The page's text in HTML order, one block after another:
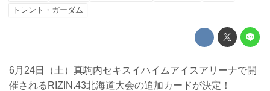
トレント・ガーダム
6月24日（土）真駒内セキスイハイムアイスアリーナで開
催されるRIZIN.43北海道大会の追加カードが決定！